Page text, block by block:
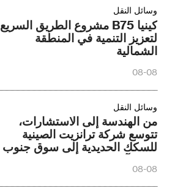
وسائل النقل
كينيا B75 مشروع الطريق السريع
لتعزيز التنمية في المنطقة
الشمالية
08-08
وسائل النقل
من الهندسة إلى الاستشارات،
تتوسع شركة ترانزيت الصينية
للسكك الحديدية إلى سوق جنوب
08-08